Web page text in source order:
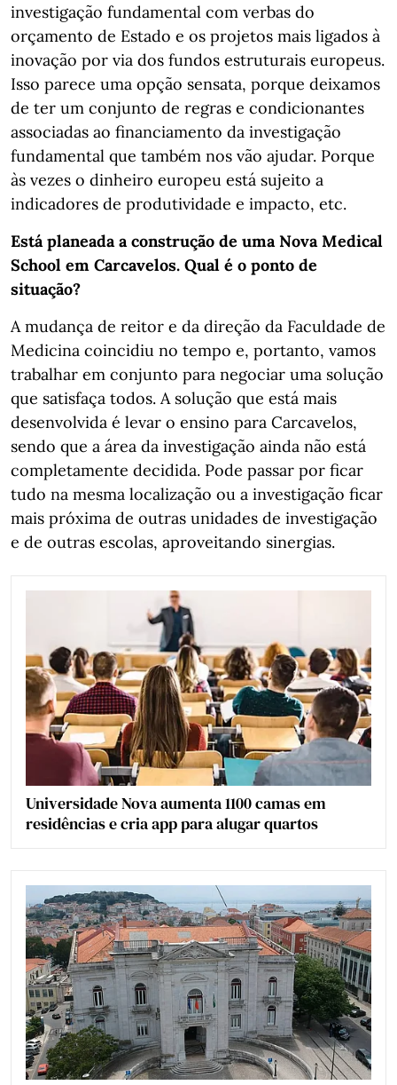
investigação fundamental com verbas do
orçamento de Estado e os projetos mais ligados à
inovação por via dos fundos estruturais europeus.
Isso parece uma opção sensata, porque deixamos
de ter um conjunto de regras e condicionantes
associadas ao financiamento da investigação
fundamental que também nos vão ajudar. Porque
às vezes o dinheiro europeu está sujeito a
indicadores de produtividade e impacto, etc.
Está planeada a construção de uma Nova Medical
School em Carcavelos. Qual é o ponto de
situação?
A mudança de reitor e da direção da Faculdade de
Medicina coincidiu no tempo e, portanto, vamos
trabalhar em conjunto para negociar uma solução
que satisfaça todos. A solução que está mais
desenvolvida é levar o ensino para Carcavelos,
sendo que a área da investigação ainda não está
completamente decidida. Pode passar por ficar
tudo na mesma localização ou a investigação ficar
mais próxima de outras unidades de investigação
e de outras escolas, aproveitando sinergias.
Universidade Nova aumenta 1100 camas em
residências e cria app para alugar quartos